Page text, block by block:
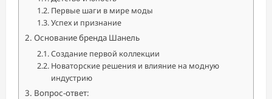
Первые шаги в мире моды
Успех и признание
Основание бренда Шанель
Создание первой коллекции
Новаторские решения и влияние на модную
индустрию
Вопрос-ответ: